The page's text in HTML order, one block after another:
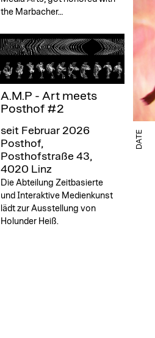
the Marbacher…
DATE
A.M.P - Art meets
Posthof #2
seit Februar 2026
Posthof,
Posthofstraße 43,
4020 Linz
Die Abteilung Zeitbasierte
und Interaktive Medienkunst
lädt zur Ausstellung von
Holunder Heiß.